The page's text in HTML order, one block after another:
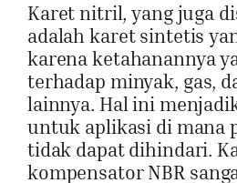
Karet nitril, yang juga
adalah karet sintetis
karena ketahanannya
terhadap minyak, gas,
lainnya. Hal ini
untuk aplikasi di mana
tidak dapat dihindari.
kompensator NBR